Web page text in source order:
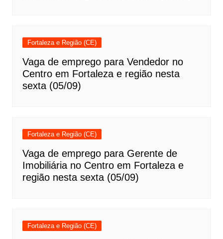
Fortaleza e Região (CE)
Vaga de emprego para Vendedor no
Centro em Fortaleza e região nesta
sexta (05/09)
Fortaleza e Região (CE)
Vaga de emprego para Gerente de
Imobiliária no Centro em Fortaleza e
região nesta sexta (05/09)
Fortaleza e Região (CE)